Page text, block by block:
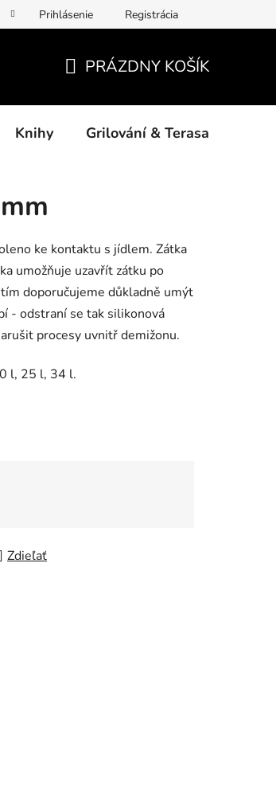
Povinné informace a odkazy ÚKZÚZ
Prihlásenie Registrácia
KOŠÍK
PRÁZDNY KOŠÍK
Knihy Grilování & Terasa
ke kontaktu s jídlem. Zátka
umožňuje uzavřít zátku po
doporučujeme důkladně umýt
- odstraní se tak silikonová
procesy uvnitř demižonu.
l, 25 l, 34 l.
Zdieľať